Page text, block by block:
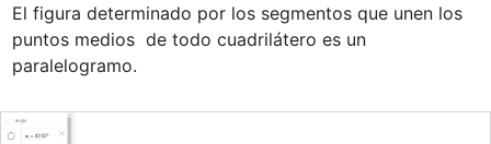
El figura determinado por los segmentos que unen los
puntos medios  de todo cuadrilátero es un
paralelogramo.